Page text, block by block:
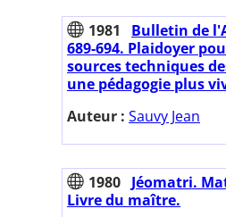
1981
Bulletin de
689-694. Plaidoyer
sources techniques
une pédagogie plus
Auteur : Sauvy Jean
1980 Jéomatri.
Livre du maître.